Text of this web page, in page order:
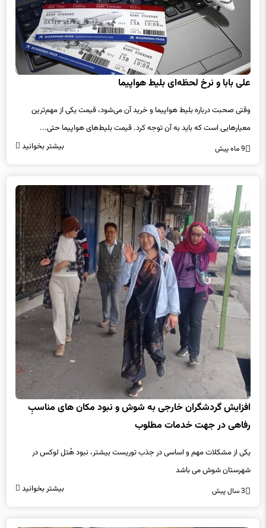
علی‌ بابا و نرخ لحظه‌ای بلیط هواپیما
وقتی صحبت درباره بلیط هواپیما و خرید آن می‌شود، قیمت یکی از مهم‌ترین
معیارهایی است که باید به آن توجه کرد. قیمت بلیط‌های هواپیما حتی...
9 ماه پیش بیشتر بخوانید
افزایش گردشگران خارجی به شوش و نبود مکان های مناسبِ
رفاهی در جهت خدمات مطلوب
یکی از مشکلات مهم و اساسی در جذب توریست بیشتر، نبود هُتل لوکس در
شهرستان شوش می باشد
3 سال پیش بیشتر بخوانید